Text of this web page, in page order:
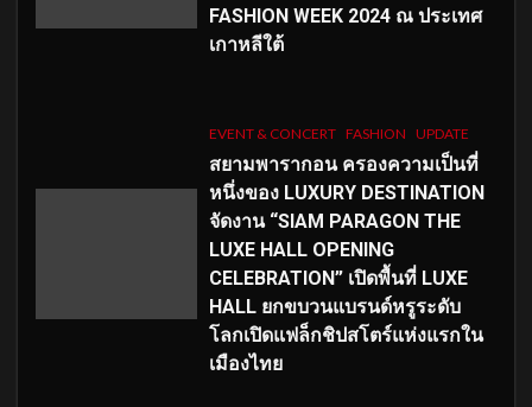
FASHION WEEK 2024 ณ ประเทศ
เกาหลีใต้
EVENT & CONCERT FASHION UPDATE
สยามพารากอน ครองความเป็นที่
หนึ่งของ LUXURY DESTINATION
จัดงาน “SIAM PARAGON THE
LUXE HALL OPENING
CELEBRATION” เปิดพื้นที่ LUXE
HALL ยกขบวนแบรนด์หรูระดับ
โลกเปิดแฟล็กชิปสโตร์แห่งแรกใน
เมืองไทย